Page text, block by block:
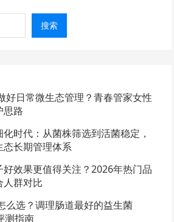
搜索
日常微生态管理？青春管家女性
思路
时代：从菌株筛选到活菌稳定，
态长期管理体系
效果更值得关注？2026年热门品
人群对比
么选？调理肠道最好的益生菌
测指南